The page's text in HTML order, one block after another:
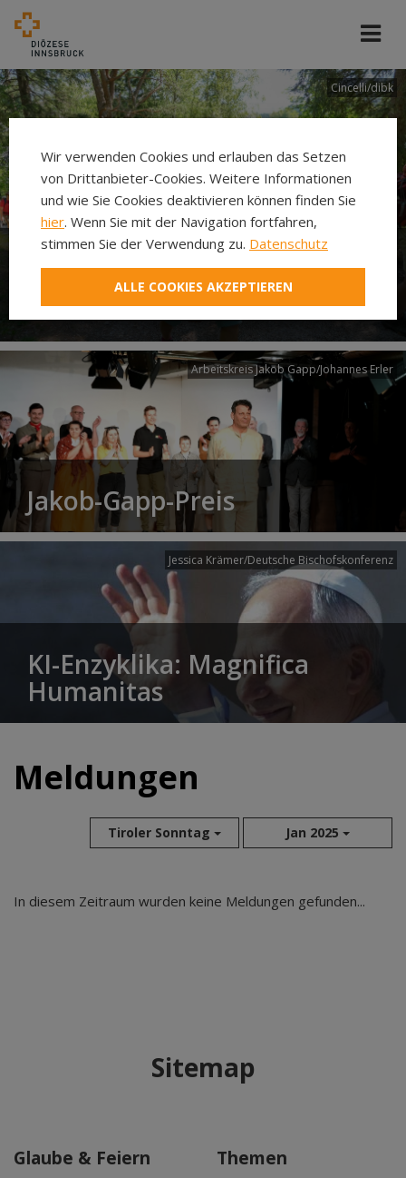
Cincelli/dibk
Neuer Pilgerweg Via
Laudato si’
Arbeitskreis Jakob Gapp/Johannes Erler
Jakob-Gapp-Preis
Jessica Krämer/Deutsche Bischofskonferenz
KI-Enzyklika: Magnifica
Humanitas
Meldungen
Tiroler Sonntag Jan 2025
Aug 2026
Sep 2025
In diesem Zeitraum wurden keine Meldungen gefunden...
Sitemap
Glaube & Feiern Themen
Wir verwenden Cookies und erlauben das Setzen
von Drittanbieter-Cookies. Weitere Informationen
und wie Sie Cookies deaktivieren können finden Sie
hier. Wenn Sie mit der Navigation fortfahren,
stimmen Sie der Verwendung zu. Datenschutz
ALLE COOKIES AKZEPTIEREN